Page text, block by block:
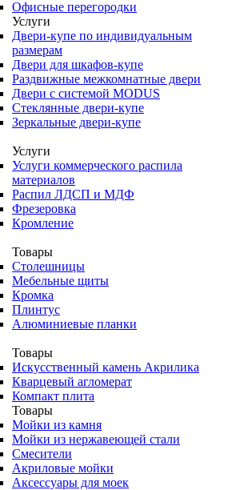
Офисные перегородки
Услуги
Двери-купе по индивидуальным
размерам
Двери для шкафов-купе
Раздвижные межкомнатные двери
Двери с системой MODUS
Стеклянные двери-купе
Зеркальные двери-купе
Услуги
Услуги коммерческого распила
материалов
Распил ЛДСП и МДФ
Фрезеровка
Кромление
Товары
Столешницы
Мебельные щиты
Кромка
Плинтус
Алюминиевые планки
Товары
Искусственный камень Акрилика
Кварцевый агломерат
Компакт плита
Товары
Мойки из камня
Мойки из нержавеющей стали
Смесители
Акриловые мойки
Аксессуары для моек